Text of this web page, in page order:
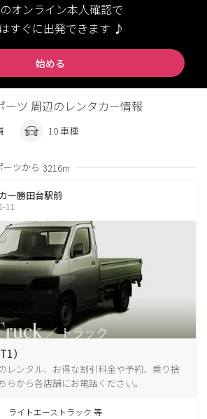
オンライン本人確認で
すぐに出発できます ♪
始める
ツ 周辺のレンタカー情報
10 車種
ツから 3216m
ー勝田台駅前
11
）
レンタル、お得な割引料金や予約、乗り捨
らから各店舗にお電話ください。
ライトエーストラック 等